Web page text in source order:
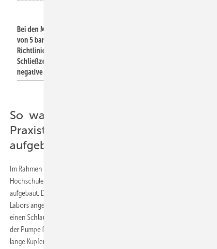
Bei den Messungen mit einem Fließdruck von 3 bar wie auch
von 5 bar wird der zulässige Druck von 10 bar (je nach
Richtlinie auch 8 bar) bei fast allen Armaturen bei 20 ms
Schließzeit („Zuschlagen“) kritisch überschritten. Hier werden
negative Spitzenwerte über 20 bar erreicht.
So war der Prüfstand für den SBZ-
Praxistext zu Einhebelmischern
aufgebaut
Im Rahmen einer Bachelorarbeit wurde im Gas-Wasserlabor an der
Hochschule Esslingen ein Prüfstand in Anlehnung an DIN EN 15091
aufgebaut. Der
Labors angeschlossen. Dazu wird der Saugseite einer Pumpe über
einen Schlauchanschluss das Wasser zugeleitet. Von der Druckseite
der Pumpe fließt das Wasser über einen Druckminderer in eine 9 m
lange Kupferleitung mit einem Innendurchmesser von 13 mm. An